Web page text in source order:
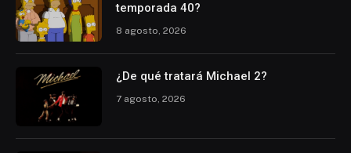
temporada 40?
8 agosto, 2026
¿De qué tratará Michael 2?
7 agosto, 2026